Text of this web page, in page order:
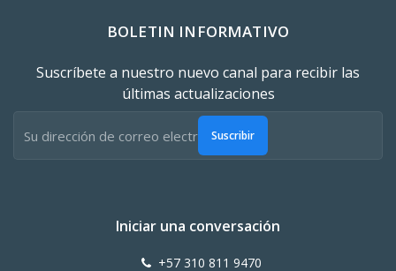
BOLETIN INFORMATIVO
Suscríbete a nuestro nuevo canal para recibir las
últimas actualizaciones
Suscribir
Iniciar una conversación
+57 310 811 9470